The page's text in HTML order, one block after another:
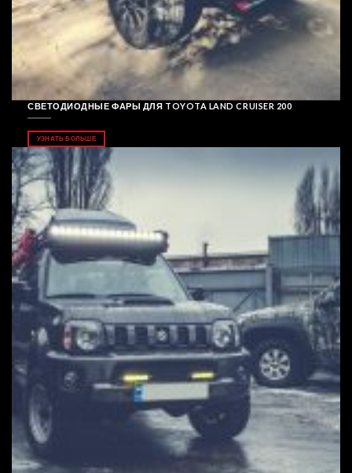
СВЕТОДИОДНЫЕ ФАРЫ ДЛЯ TOYOTA LAND CRUISER 200
УЗНАТЬ БОЛЬШЕ